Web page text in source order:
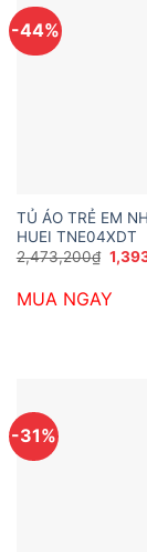
-44%
TỦ ÁO TRẺ EM
HUEI TNE04XDT
2,473,200₫ Giá
gốc
MUA NGAY
-31%